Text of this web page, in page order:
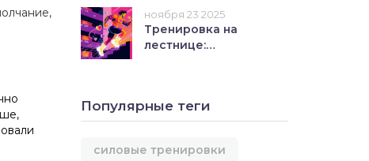
возрастные болезни
ноября 23 2025
Тренировка на
лестнице:
Популярные теги
силовые тренировки